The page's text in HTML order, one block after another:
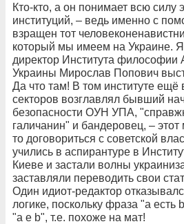
Кто-кто, а он понимает всю силу
институций, – ведь именно с
взращен тот
который мы имеем на Украине.
директор Института философии
Украины Мирослав Попович
Да что там! В том институте ещё
секторов возглавлял бывший
безопасности ОУН УПА,
галичанин" и бандеровец, – этот
то договориться с советской
учились в аспирантуре в
Киеве и застали волны
заставляли переводить свои
Один идиот-редактор
логике, поскольку фраза "а есть
"а е b", т.е. похоже на мат!